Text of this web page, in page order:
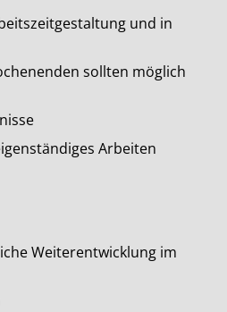
und in
sollten möglich
Arbeiten
Weiterentwicklung im